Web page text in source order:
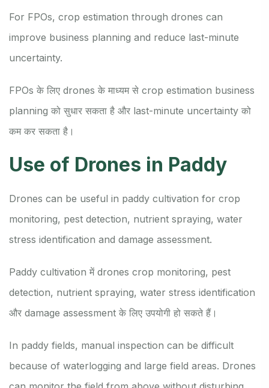
For FPOs, crop estimation through drones can
improve business planning and reduce last-minute
uncertainty.
FPOs के लिए drones के माध्यम से crop estimation business
planning को सुधार सकता है और last-minute uncertainty को
कम कर सकता है।
Use of Drones in Paddy
Drones can be useful in paddy cultivation for crop
monitoring, pest detection, nutrient spraying, water
stress identification and damage assessment.
Paddy cultivation में drones crop monitoring, pest
detection, nutrient spraying, water stress identification
और damage assessment के लिए उपयोगी हो सकते हैं।
In paddy fields, manual inspection can be difficult
because of waterlogging and large field areas. Drones